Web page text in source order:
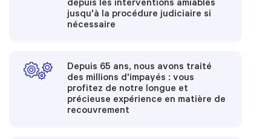
depuis les interventions amiables
jusqu'à la procédure judiciaire si
nécessaire
Depuis 65 ans, nous avons traité
des millions d'impayés : vous
profitez de notre longue et
précieuse expérience en matière de
recouvrement